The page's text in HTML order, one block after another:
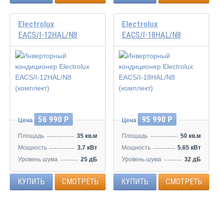
Electrolux
EACS/I-12HAL/N8
Инвертор
Цена 56 990 Р
Площадь
35 кв.м
Мощность
3.7 кВт
Уровень шума
25 дБ
КУПИТЬ СМОТРЕТЬ
Electrolux
EACS/I-18HAL/N8
Инвертор
Цена 95 990 Р
Площадь
50 кв.м
Мощность
5.65 кВт
Уровень шума
32 дБ
КУПИТЬ СМОТРЕТЬ